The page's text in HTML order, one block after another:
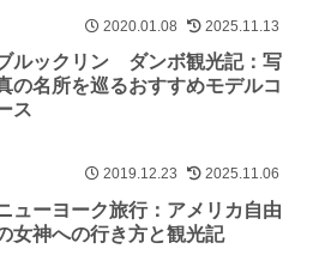
2020.01.08 2025.11.13
ルックリン ダンボ観光記：写
の名所を巡るおすすめモデルコ
ス
2019.12.23 2025.11.06
ューヨーク旅行：アメリカ自由
女神への行き方と観光記